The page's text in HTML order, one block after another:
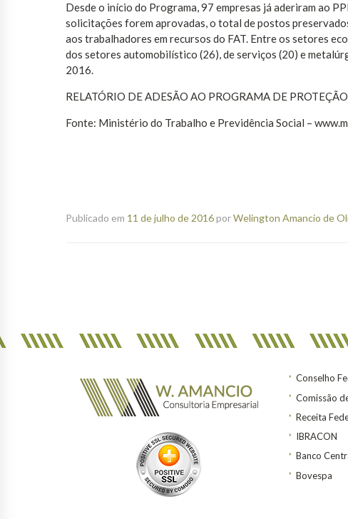
Desde o início do Programa, 97 empresas já aderiram ao
solicitações forem aprovadas, o total de postos
aos trabalhadores em recursos do FAT. Entre os setores
dos setores automobilístico (26), de serviços (20) e
2016.
RELATÓRIO DE ADESÃO AO PROGRAMA DE
Fonte: Ministério do Trabalho e Previdência Social –
Publicado em 11 de julho de 2016porWelington Amancio de
Conselho
Comissão
Receita
IBRACON
Banco
Bovespa